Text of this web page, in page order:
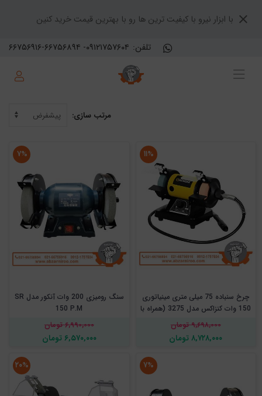
با ابزار نیرو با کیفیت ترین ها رو با بهترین قیمت خرید کنین
تلفن: ۶۶۷۵۶۹۱۶-۶۶۷۵۶۸۹۴ -۰۹۱۲۱۷۵۷۶۰۴
مرتب سازی:
چرخ سنباده 75 میلی متری مینیاتوری
150 وات کنزاکس مدل 3275 (همراه با
شلنگ)
۱۱%
۹,۶۹۸,۰۰۰ تومان
۸,۷۲۸,۰۰۰ تومان
سنگ رومیزی 200 وات آنکور مدل SR
150 P.M
۷%
۶,۹۹۰,۰۰۰ تومان
۶,۵۷۰,۰۰۰ تومان
۷% ۲۰%